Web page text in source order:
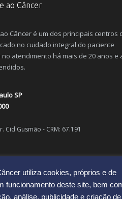
utiliza cookies, próprios e de
funcionamento deste site, bem
análise, publicidade e criação de
precisa sentir dor
da vida moderna
ao Câncer
Câncer é um dos principais centros
no cuidado integral do paciente
no atendimento há mais de 20 anos e
SP
Cid Gusmão - CRM: 67.191